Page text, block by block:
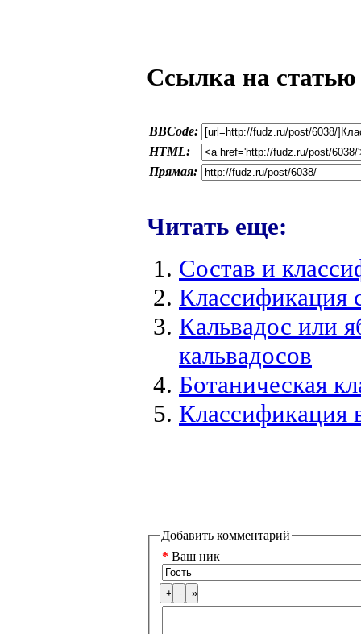
Ссылка на
BBCode:
HTML:
Прямая:
Читать еще:
Состав и
Классификация
Кальвадос или
кальвадосов
Ботаническая
Классификация
Добавить комментарий
* Ваш ник